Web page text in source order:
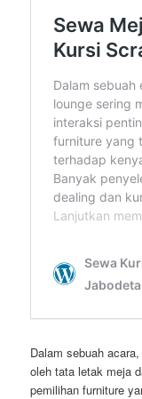
Dalam sebuah
oleh tata letak meja
pemilihan furniture